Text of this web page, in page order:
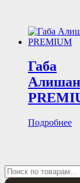
Габа
Подробнее
Искать: